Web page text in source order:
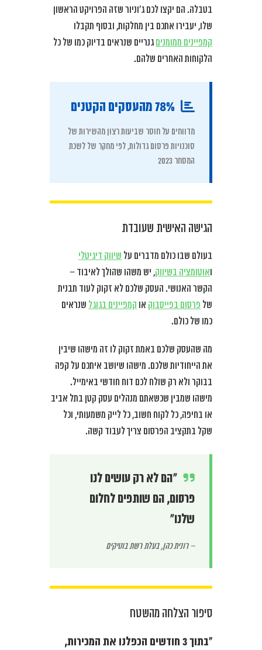
בטבלה. הם יקצו לכם ג’וניור שזה הפרויקט הראשון
שלו, יעבירו אתכם בין מחלקות, ובסוף תקבלו
קמפיינים ממומנים גנריים שנראים בדיוק כמו של כל
הלקוחות האחרים שלהם.
78% מהעסקים הקטנים
מדווחים על חוסר שביעות רצון מהשירות של
סוכנויות פרסום גדולות, לפי מחקר של לשכת
המסחר 2023
הגישה האישית שעובדת
בעולם שבו כולם מדברים על שיווק דיגיטלי
ואוטומציה בשיווק, יש משהו שהולך לאיבוד –
הקשר האנושי. העסק שלכם לא זקוק לעוד תבנית
של פרסום בפייסבוק או קמפיינים בגוגל שנראים
כמו של כולם.
מה שהעסק שלכם באמת זקוק לו זה מישהו שיבין
את הייחודיות שלכם. מישהו שיושב איתכם על קפה
בבוקר ולא רק שולח לכם דוח חודשי באימייל.
מישהו שמבין שכשאתם מנהלים עסק קטן בתל אביב
או בחיפה, כל לקוח חשוב, כל לייק משמעותי, וכל
שקל בתקציב הפרסום צריך לעבוד קשה.
“הם לא רק עושים לנו
פרסום, הם שותפים לחלום
שלנו”
– רונית כהן, בעלת רשת בוטיקים
סיפור הצלחה מהשטח
“בתוך 3 חודשים הכפלנו את המכירות,